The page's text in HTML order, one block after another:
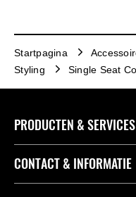
Startpagina
Styling
Single Seat
PRODUCTEN & SERVICES
Accessoires &
CONTACT & INFORMATIE